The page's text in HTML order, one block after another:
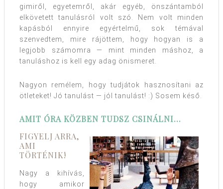
gimiről, egyetemről, akár egyéb, önszántamból
elkövetett tanulásról volt szó. Nem volt minden
kapásból ennyire egyértelmű, sok témával
szenvedtem, mire rájöttem, hogy hogyan is a
legjobb számomra — mint minden máshoz, a
tanuláshoz is kell egy adag önismeret.
Nagyon remélem, hogy tudjátok hasznosítani az
ötleteket! Jó tanulást — jól tanulást! :) Sosem késő.
AMIT ÓRA KÖZBEN TUDSZ CSINÁLNI…
FIGYELJ ARRA,
AMI
TÖRTÉNIK!
Nagy a kihívás,
hogy amikor